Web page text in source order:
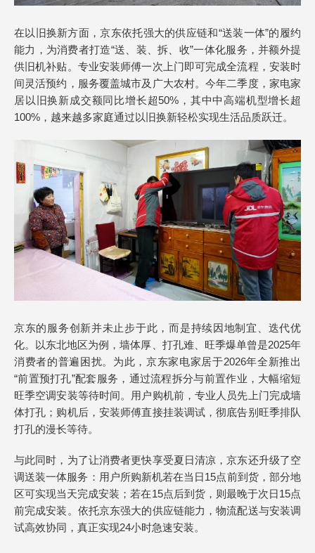
在以旧换新方面，京东依托强大的供应链和“送装一体”的履约
能力，为消费者打造“送、装、拆、收”一体化服务，并额外提
供旧机补贴。专业安装师傅一次上门即可完成全流程，安装时
间灵活预约，服务覆盖城市及广大农村。今年二季度，家电家
居以旧换新成交额同比增长超50%，其中中高端机型增长超
100%，越来越多家庭通过以旧换新轻松实现生活品质跃迁。
京东的服务创新并未止步于此，而是持续因地制宜、迭代优
化。以东北地区为例，墙体厚、打孔难、旺季爆单曾是2025年
消费者的普遍困扰。为此，京东家电家居于2026年全新推出
“前置预打孔”配套服务，通过流程拆分与前置作业，大幅缩短
旺季空调安装等待时间。用户购机前，专业人员先上门完成墙
体打孔；购机后，安装师傅直接挂装调试，彻底告别旺季排队
打孔的漫长等待。
与此同时，为了让消费者更快享受夏日清凉，京东还升级了空
调送装一体服务：用户所购新机若在当日15点前到货，部分地
区可实现当天完成安装；若在15点后到货，则最晚于次日15点
前完成安装。依托京东强大的供应链能力，物流配送与安装调
试高效协同，真正实现24小时急速安装。